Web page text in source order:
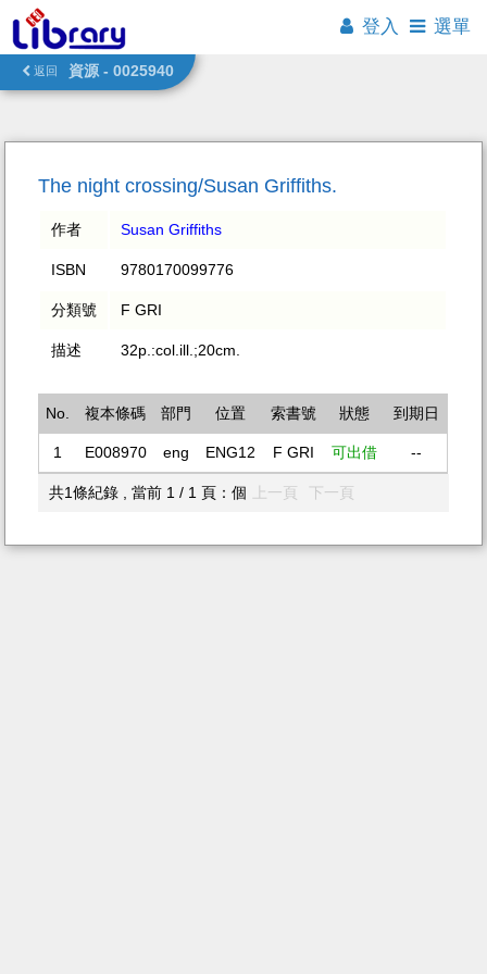
登入 選單
返回 資源 - 0025940
The night crossing/Susan Griffiths.
作者 Susan Griffiths
ISBN 9780170099776
分類號 F GRI
描述 32p.:col.ill.;20cm.
No. 複本條碼 部門 位置 索書號 狀態 到期日
1 E008970 eng ENG12 F GRI 可出借 --
共1條紀錄 , 當前 1 / 1 頁：個 上一頁 下一頁